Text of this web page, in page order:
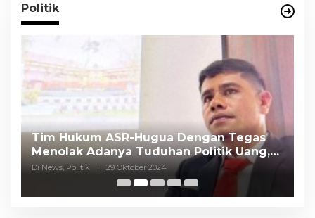
Politik
Tim Hukum ASR-Hugua Dengan Tegas
Menolak Adanya Tuduhan Politik Uang,
Pasar Murah Tidak Dilaksanakan Oleh
Di News, Politik | 29 Oktober 2024